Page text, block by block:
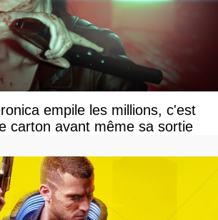
empile les millions, c'est
carton avant même sa sortie